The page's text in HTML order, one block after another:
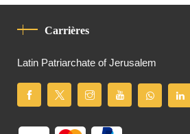
Carrières
Latin Patriarchate of Jerusalem